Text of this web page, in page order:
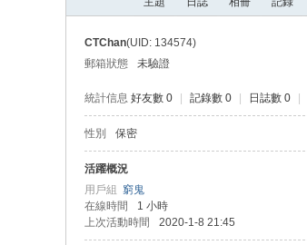
CTChan(UID: 134574)
郵箱狀態
未驗證
統計信息 好友數 0 記錄數 0 日誌數 0
性別 保密
活躍概況
用戶組 窮鬼
在線時間
1 小時
上次活動時間
2020-1-8 21:45